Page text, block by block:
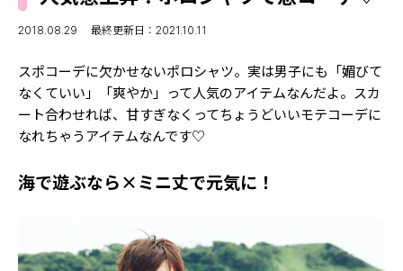
おでかけ
MODEL'S BLOG
TikTok
Instagram
YouTube
FORTUNE
ミスセブンティーンニュース
MAGAZINE
2018.08.29 最終更新日：2021.10.11
スポコーデに欠かせないポロシャツ。実は男子にも「媚びて
なくていい」「爽やか」って人気のアイテムなんだよ。スカ
ート合わせれば、甘すぎなくってちょうどいいモテコーデに
なれちゃうアイテムなんです♡
海で遊ぶなら×ミニ丈で元気に！